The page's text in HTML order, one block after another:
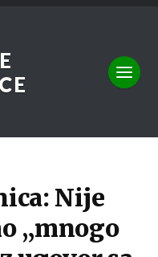
Nije
„mnogo